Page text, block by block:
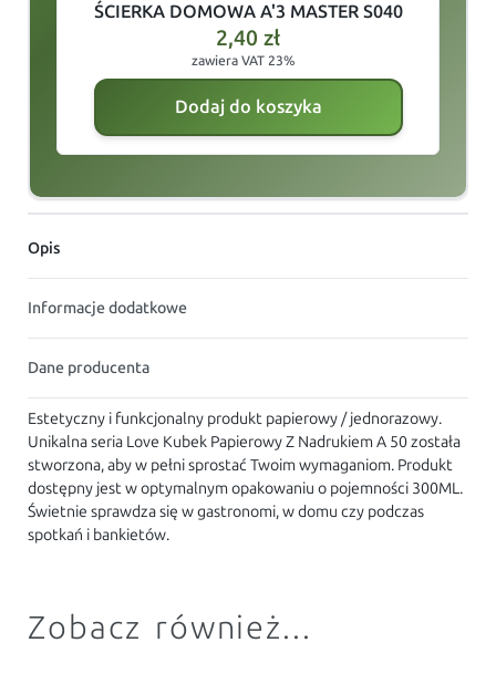
ŚCIERKA DOMOWA A'3 MASTER S040
2,40 zł
zawiera VAT 23%
Dodaj do koszyka
Opis
Informacje dodatkowe
Dane producenta
Estetyczny i funkcjonalny produkt papierowy / jednorazowy.
Unikalna seria Love Kubek Papierowy Z Nadrukiem A 50 została
stworzona, aby w pełni sprostać Twoim wymaganiom. Produkt
dostępny jest w optymalnym opakowaniu o pojemności 300ML.
Świetnie sprawdza się w gastronomi, w domu czy podczas
spotkań i bankietów.
Zobacz również...